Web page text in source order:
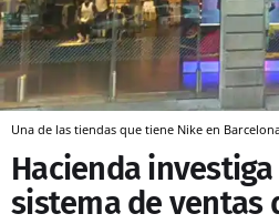
Una de las tiendas que tiene Nike en
Hacienda
sistema de ventas